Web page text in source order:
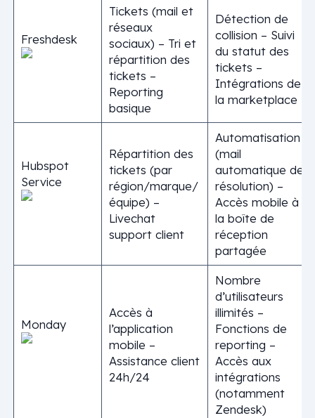
Freshdesk
Tickets (mail et
réseaux
sociaux) – Tri et
répartition des
tickets –
Reporting
basique
Détection de
collision – Suivi
du statut des
tickets –
Intégrations de
la marketplace
Hubspot
Service
Répartition des
tickets (par
région/marque/
équipe) –
Livechat
support client
Automatisation
(mail
automatique de
résolution) –
Accès mobile à
la boîte de
réception
partagée
Monday
Accès à
l’application
mobile –
Assistance client
24h/24
Nombre
d’utilisateurs
illimités –
Fonctions de
reporting –
Accès aux
intégrations
(notamment
Zendesk)